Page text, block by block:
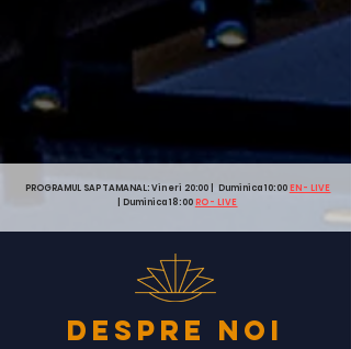
PROGRAMUL SAPTAMANAL: Vineri 20:00 | Duminica 10:00 EN - LIVE
| Duminica 18:00 RO - LIVE
despre noi